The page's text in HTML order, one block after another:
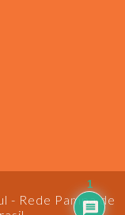
- Rede Pampa de
1